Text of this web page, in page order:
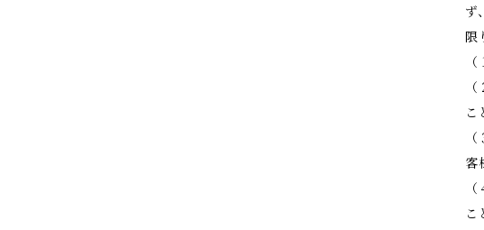
ず
限
こ
客
こ